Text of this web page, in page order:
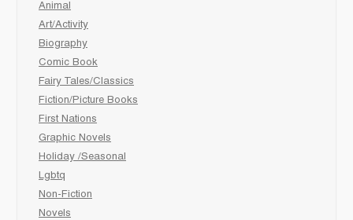
Animal
Art/Activity
Biography
Comic Book
Fairy Tales/Classics
Fiction/Picture Books
First Nations
Graphic Novels
Holiday /Seasonal
Lgbtq
Non-Fiction
Novels